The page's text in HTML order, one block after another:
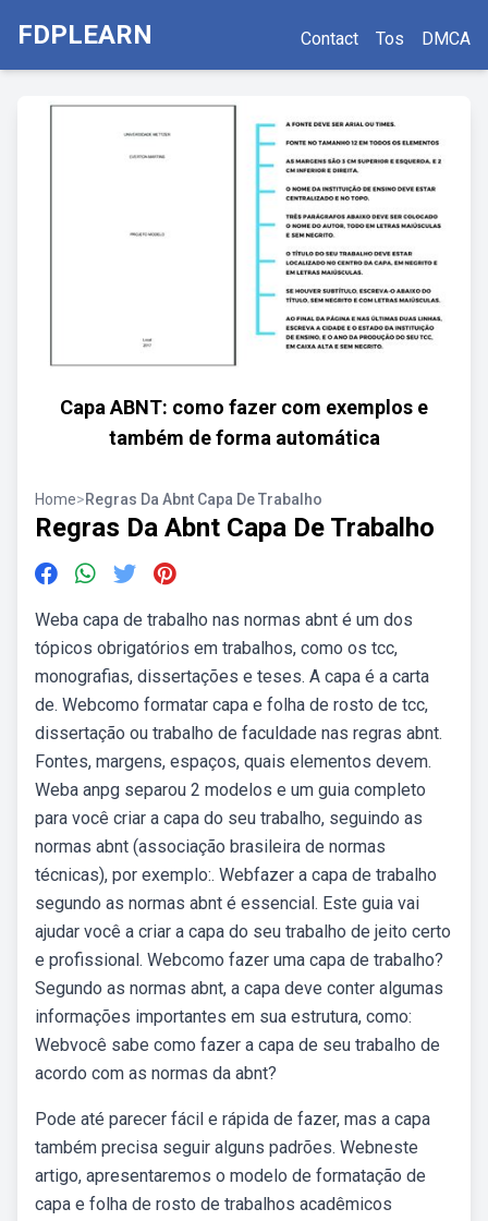
FDPLEARN Contact Tos DMCA
Capa ABNT: como fazer com exemplos e
também de forma automática
Home>Regras Da Abnt Capa De Trabalho
Regras Da Abnt Capa De Trabalho
Weba capa de trabalho nas normas abnt é um dos
tópicos obrigatórios em trabalhos, como os tcc,
monografias, dissertações e teses. A capa é a carta
de. Webcomo formatar capa e folha de rosto de tcc,
dissertação ou trabalho de faculdade nas regras abnt.
Fontes, margens, espaços, quais elementos devem.
Weba anpg separou 2 modelos e um guia completo
para você criar a capa do seu trabalho, seguindo as
normas abnt (associação brasileira de normas
técnicas), por exemplo:. Webfazer a capa de trabalho
segundo as normas abnt é essencial. Este guia vai
ajudar você a criar a capa do seu trabalho de jeito certo
e profissional. Webcomo fazer uma capa de trabalho?
Segundo as normas abnt, a capa deve conter algumas
informações importantes em sua estrutura, como:
Webvocê sabe como fazer a capa de seu trabalho de
acordo com as normas da abnt?
Pode até parecer fácil e rápida de fazer, mas a capa
também precisa seguir alguns padrões. Webneste
artigo, apresentaremos o modelo de formatação de
capa e folha de rosto de trabalhos acadêmicos